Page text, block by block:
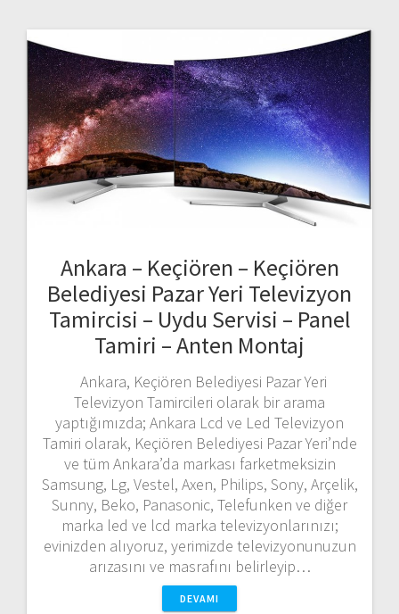
Ankara – Keçiören – Keçiören
Belediyesi Pazar Yeri Televizyon
Tamircisi – Uydu Servisi – Panel
Tamiri – Anten Montaj
Ankara, Keçiören Belediyesi Pazar Yeri
Televizyon Tamircileri olarak bir arama
yaptığımızda; Ankara Lcd ve Led Televizyon
Tamiri olarak, Keçiören Belediyesi Pazar Yeri’nde
ve tüm Ankara’da markası farketmeksizin
Samsung, Lg, Vestel, Axen, Philips, Sony, Arçelik,
Sunny, Beko, Panasonic, Telefunken ve diğer
marka led ve lcd marka televizyonlarınızı;
evinizden alıyoruz, yerimizde televizyonunuzun
arızasını ve masrafını belirleyip…
DEVAMI